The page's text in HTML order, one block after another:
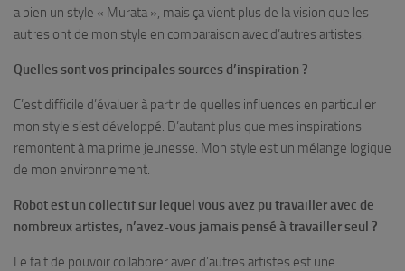
a bien un style « Murata », mais ça vient plus de la vision que les
autres ont de mon style en comparaison avec d’autres artistes.
Quelles sont vos principales sources d’inspiration ?
C’est difficile d’évaluer à partir de quelles influences en particulier
mon style s’est développé. D’autant plus que mes inspirations
remontent à ma prime jeunesse. Mon style est un mélange logique
de mon environnement.
Robotest un collectif sur lequel vous avez pu travailler avec de
nombreux artistes, n’avez-vous jamais pensé à travailler seul ?
Le fait de pouvoir collaborer avec d’autres artistes est une